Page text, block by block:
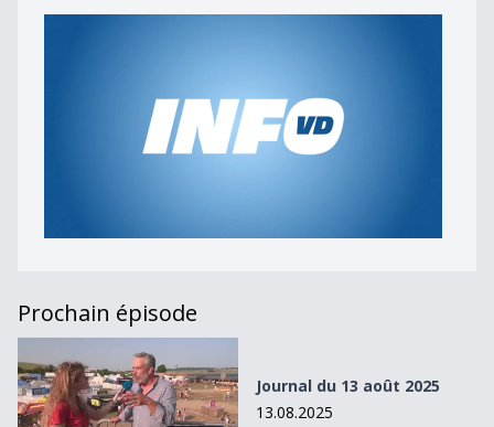
Prochain épisode
Journal du 13 août 2025
Journal du 13 août 2025
13.08.2025